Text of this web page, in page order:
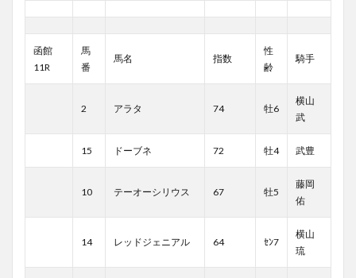
函館
11R
馬
番
馬名 指数
性
齢
騎手
2 アラタ 74 牡6
横山
武
15 ドーブネ 72 牡4 武豊
10 テーオーシリウス 67 牡5
藤岡
佑
14 レッドジェニアル 64 ｾﾝ7
横山
琉